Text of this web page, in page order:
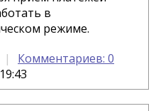
в
режиме.
Комментариев: 0